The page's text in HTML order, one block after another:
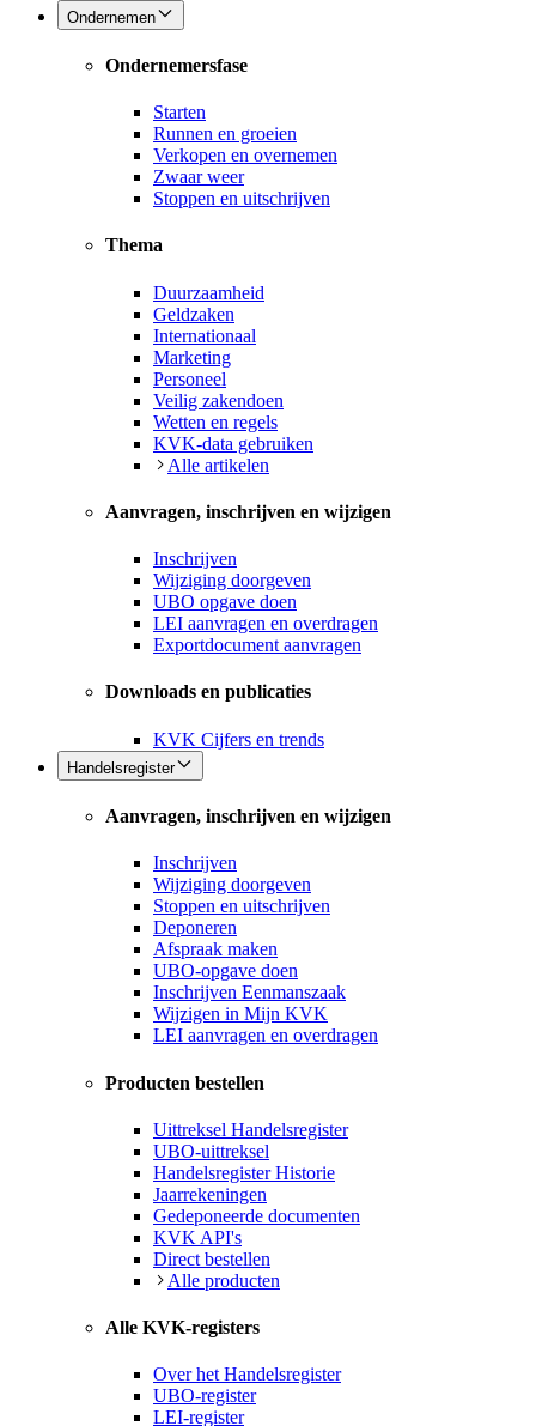
Ondernemen
Ondernemersfase
Starten
Runnen en groeien
Verkopen en overnemen
Zwaar weer
Stoppen en uitschrijven
Thema
Duurzaamheid
Geldzaken
Internationaal
Marketing
Personeel
Veilig zakendoen
Wetten en regels
KVK-data gebruiken
Alle artikelen
Aanvragen, inschrijven en wijzigen
Inschrijven
Wijziging doorgeven
UBO opgave doen
LEI aanvragen en overdragen
Exportdocument aanvragen
Downloads en publicaties
KVK Cijfers en trends
Handelsregister
Aanvragen, inschrijven en wijzigen
Inschrijven
Wijziging doorgeven
Stoppen en uitschrijven
Deponeren
Afspraak maken
UBO-opgave doen
Inschrijven Eenmanszaak
Wijzigen in Mijn KVK
LEI aanvragen en overdragen
Producten bestellen
Uittreksel Handelsregister
UBO-uittreksel
Handelsregister Historie
Jaarrekeningen
Gedeponeerde documenten
KVK API's
Direct bestellen
Alle producten
Alle KVK-registers
Over het Handelsregister
UBO-register
LEI-register